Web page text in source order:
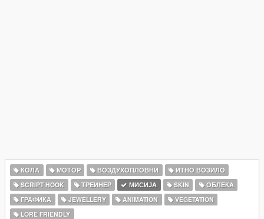
КОЛА МОТОР ВОЗДУХОПЛОВНИ
ИТНО ВОЗИЛО
SCRIPT HOOK
ТРЕИНЕР МИСИЈА SKIN
ОБЛЕКА
ГРАФИКА
JEWELLERY ANIMATION
VEGETATION
LORE FRIENDLY